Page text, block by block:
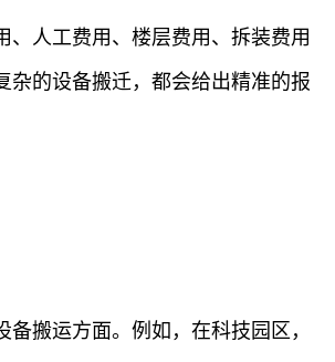
人工费用、楼层费用、拆装费用
杂的设备搬迁，都会给出精准的报
搬运方面。例如，在科技园区，